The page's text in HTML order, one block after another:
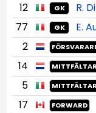
12 GK
R.
77
GK
E.
2
14
5
17
FORWARD